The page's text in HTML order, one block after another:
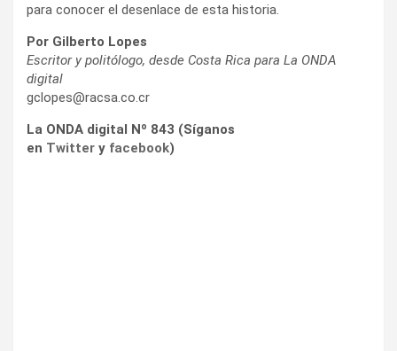
para conocer el desenlace de esta historia.
Por Gilberto Lopes
Escritor y politólogo, desde Costa Rica para La ONDA
digital
gclopes@racsa.co.cr
La ONDA digital Nº 843 (Síganos
en Twitter y facebook)